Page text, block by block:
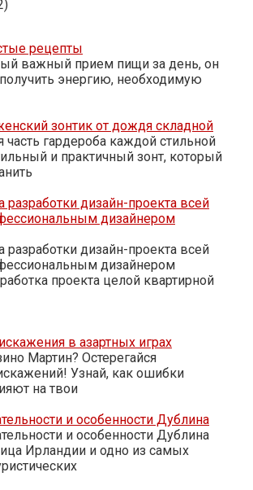
рецепты
важный прием пищи за день, он
энергию, необходимую
зонтик от дождя складной
гардероба каждой стильной
и практичный зонт, который
дизайн-проекта всей
дизайнером
дизайн-проекта всей
дизайнером
проекта целой квартирной
в азартных играх
Мартин? Остерегайся
Узнай, как ошибки
на твои
и особенности Дублина
и особенности Дублина
Ирландии и одно из самых